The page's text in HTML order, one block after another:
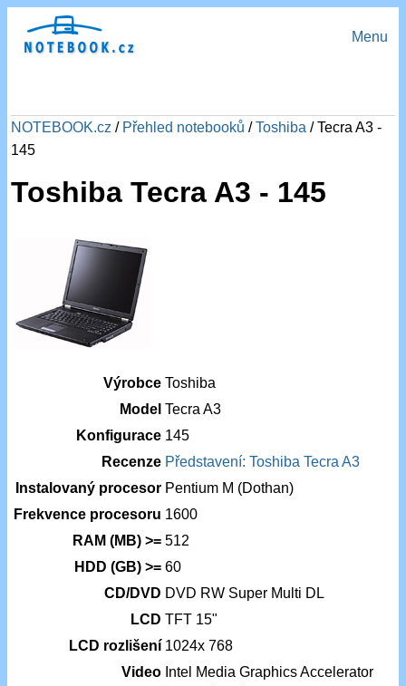
Menu
NOTEBOOK.cz / Přehled notebooků /Toshiba / Tecra A3 -
145
Toshiba Tecra A3 - 145
Výrobce Toshiba
Model Tecra A3
Konfigurace 145
Recenze Představení: Toshiba Tecra A3
Instalovaný procesor Pentium M (Dothan)
Frekvence procesoru 1600
RAM (MB) >= 512
HDD (GB) >= 60
CD/DVD DVD RW Super Multi DL
LCD TFT 15"
LCD rozlišení 1024x 768
Video Intel Media Graphics Accelerator